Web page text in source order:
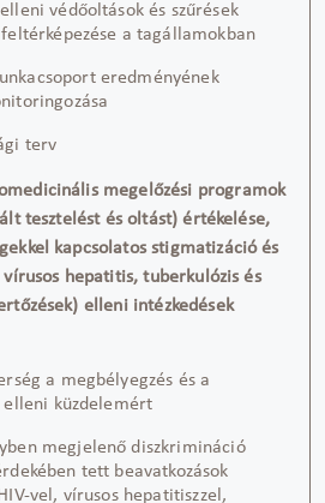
védőoltások és szűrések
a tagállamokban
eredményének
terv
megelőzési programok
tesztelést és oltást) értékelése,
kapcsolatos stigmatizáció és
hepatitis, tuberkulózis és
elleni intézkedések
a megbélyegzés és a
küzdelemért
megjelenő diszkrimináció
tett beavatkozások
vel, vírusos hepatitiszzel ,